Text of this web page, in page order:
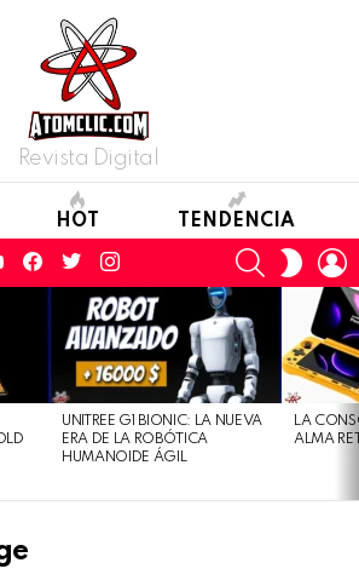
Revista Digital
HOT TENDENCIA
YouTubeFacebook
TwitterInstagram SEARCH
SKIN
UNITREE G1 BIONIC: LA NUEVA
ERA DE LA ROBÓTICA
HUMANOIDE ÁGIL
LA
ALMA